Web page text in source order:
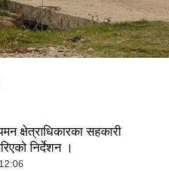
क्षेत्राधिकारका सहकारी
निर्देशन ।